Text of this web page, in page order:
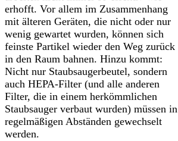
erhofft. Vor allem im Zusammenhang
mit älteren Geräten, die nicht oder nur
wenig gewartet wurden, können sich
feinste Partikel wieder den Weg zurück
in den Raum bahnen. Hinzu kommt:
Nicht nur Staubsaugerbeutel, sondern
auch HEPA-Filter (und alle anderen
Filter, die in einem herkömmlichen
Staubsauger verbaut wurden) müssen in
regelmäßigen Abständen gewechselt
werden.